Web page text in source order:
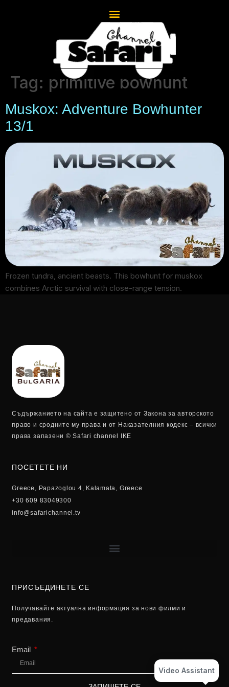
Tag: primitive bowhunt
Muskox: Adventure Bowhunter
13/1
Frozen tundra, ancient beasts. This bowhunt for muskox
combines Arctic survival with close-range tension.
Съдържанието на сайта е защитено от Закона за авторското
право и сродните му права и от Наказателния кодекс – всички
права запазени © Safari channel IKE
ПОСЕТЕТЕ НИ
Greece, Papazoglou 4, Kalamata, Greece
+30 609 83049300
info@safarichannel.tv
ПРИСЪЕДИНЕТЕ СЕ
Получавайте актуална информация за нови филми и
предавания.
Email
Video Assistant